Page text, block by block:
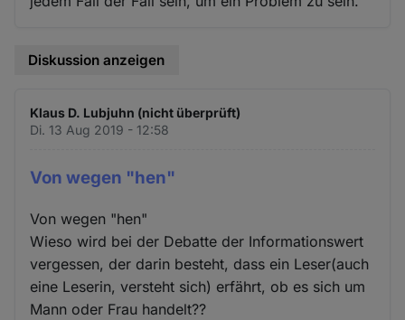
Diskussion anzeigen
Klaus D. Lubjuhn (nicht überprüft)
Di. 13 Aug 2019 - 12:58
Von wegen "hen"
Von wegen "hen"
Wieso wird bei der Debatte der Informationswert
vergessen, der darin besteht, dass ein Leser(auch
eine Leserin, versteht sich) erfährt, ob es sich um
Mann oder Frau handelt??